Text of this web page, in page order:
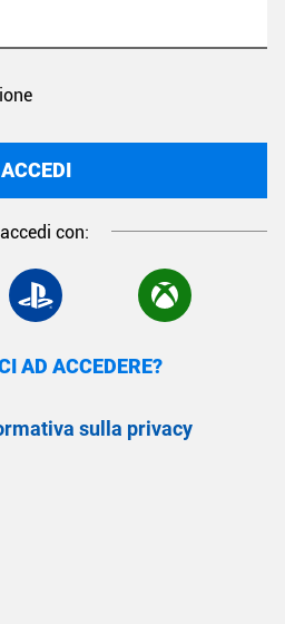
ACCEDI
con:
AD ACCEDERE?
sulla privacy